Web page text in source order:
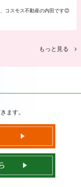
コスモス不動産の内田です😊
もっと見る
ます。